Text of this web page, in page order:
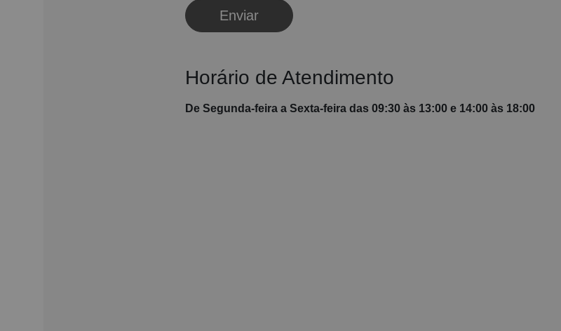
Enviar
Horário de Atendimento
De Segunda-feira a Sexta-feira das 09:30 às 13:00 e 14:00 às 18:00